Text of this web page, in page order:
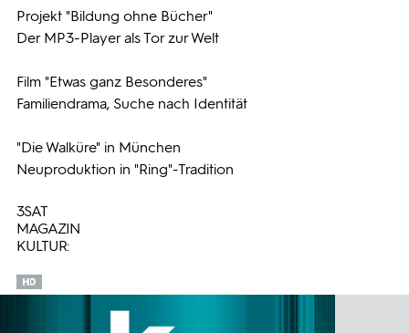
Projekt "Bildung ohne Bücher"
Der MP3-Player als Tor zur Welt
Film "Etwas ganz Besonderes"
Familiendrama, Suche nach Identität
"Die Walküre" in München
Neuproduktion in "Ring"-Tradition
3SAT
MAGAZIN
KULTUR: